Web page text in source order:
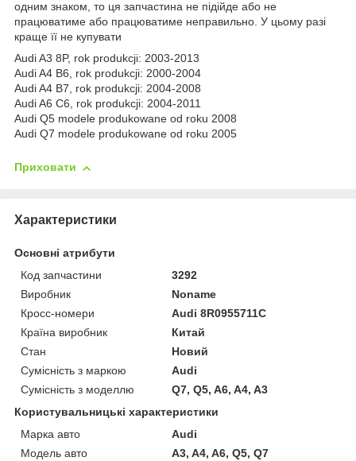
одним знаком, то ця запчастина не підійде або не
працюватиме або працюватиме неправильно. У цьому разі
краще її не купувати
Audi A3 8P, rok produkcji: 2003-2013
Audi A4 B6, rok produkcji: 2000-2004
Audi A4 B7, rok produkcji: 2004-2008
Audi A6 C6, rok produkcji: 2004-2011
Audi Q5 modele produkowane od roku 2008
Audi Q7 modele produkowane od roku 2005
Приховати
Характеристики
Основні атрибути
Код запчастини
3292
Виробник
Noname
Кросс-номери
Audi 8R0955711C
Країна виробник
Китай
Стан
Новий
Сумісність з маркою
Audi
Сумісність з моделлю
Q7, Q5, A6, A4, A3
Користувальницькі характеристики
Марка авто
Audi
Модель авто
A3, A4, A6, Q5, Q7